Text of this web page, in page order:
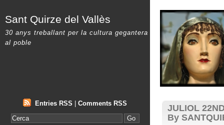
JULIOL
By
Sant Quirze del Vallès
30 anys treballant per la cultura gegantera
al poble
Entries RSS Comments RSS